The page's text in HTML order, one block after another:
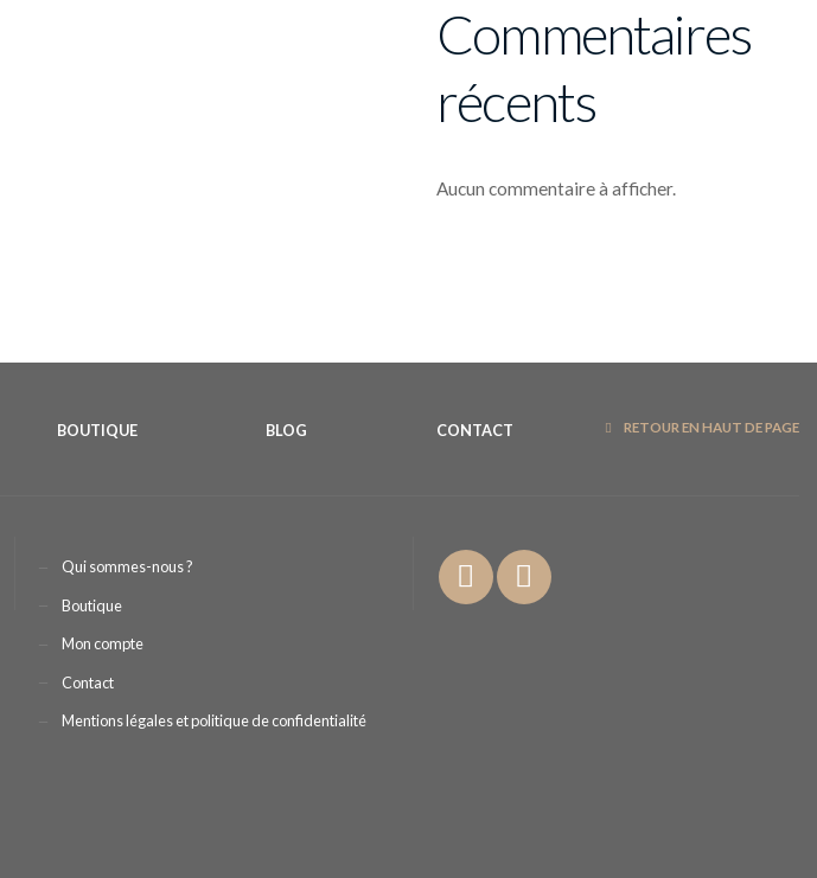
Commentaires
récents
Aucun commentaire à afficher.
BOUTIQUE BLOG CONTACT RETOUR EN HAUT DE PAGE
Qui sommes-nous ?
Boutique
Mon compte
Contact
Mentions légales et politique de confidentialité